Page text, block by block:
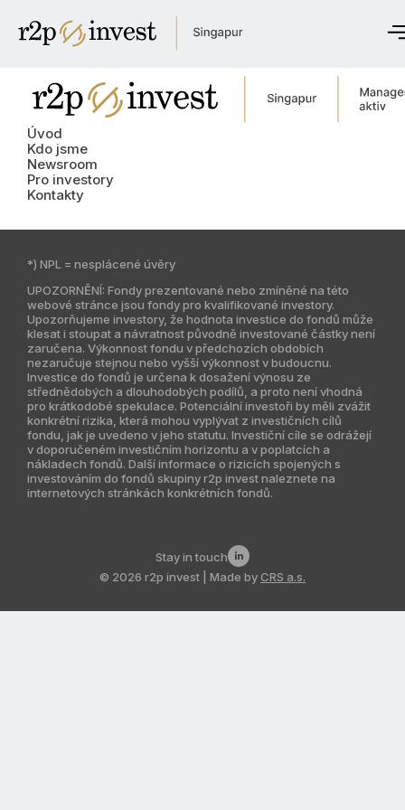
Kdo jsme
Česky
Globální web
Česká republika
Indie
Jižní Amerika
Kazachstán
Úvod
Kdo jsme
Newsroom
Pro investory
Kontakty
*) NPL = nesplácené úvěry
UPOZORNĚNÍ: Fondy prezentované nebo zmíněné na této
webové stránce jsou fondy pro kvalifikované investory.
Upozorňujeme investory, že hodnota investice do fondů může
klesat i stoupat a návratnost původně investované částky není
zaručena. Výkonnost fondu v předchozích obdobích
nezaručuje stejnou nebo vyšší výkonnost v budoucnu.
Investice do fondů je určena k dosažení výnosu ze
střednědobých a dlouhodobých podílů, a proto není vhodná
pro krátkodobé spekulace. Potenciální investoři by měli zvážit
konkrétní rizika, která mohou vyplývat z investičních cílů
fondu, jak je uvedeno v jeho statutu. Investiční cíle se odrážejí
v doporučeném investičním horizontu a v poplatcích a
nákladech fondů. Další informace o rizicích spojených s
investováním do fondů skupiny r2p invest naleznete na
internetových stránkách konkrétních fondů.
© 2026 r2p invest | Made byCRS a.s.
Stay in touch